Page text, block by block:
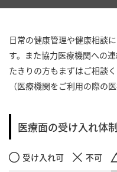
日常の健康管理や健康相談
す。また協力医療機関への
たきりの方もまずはご相談く
（医療機関をご利用の際の
医療面の受け入れ体制
受け入れ可 不可